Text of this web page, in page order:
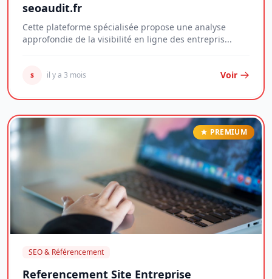
seoaudit.fr
Cette plateforme spécialisée propose une analyse
approfondie de la visibilité en ligne des entrepris...
s il y a 3 mois Voir
PREMIUM
SEO & Référencement
Referencement Site Entreprise